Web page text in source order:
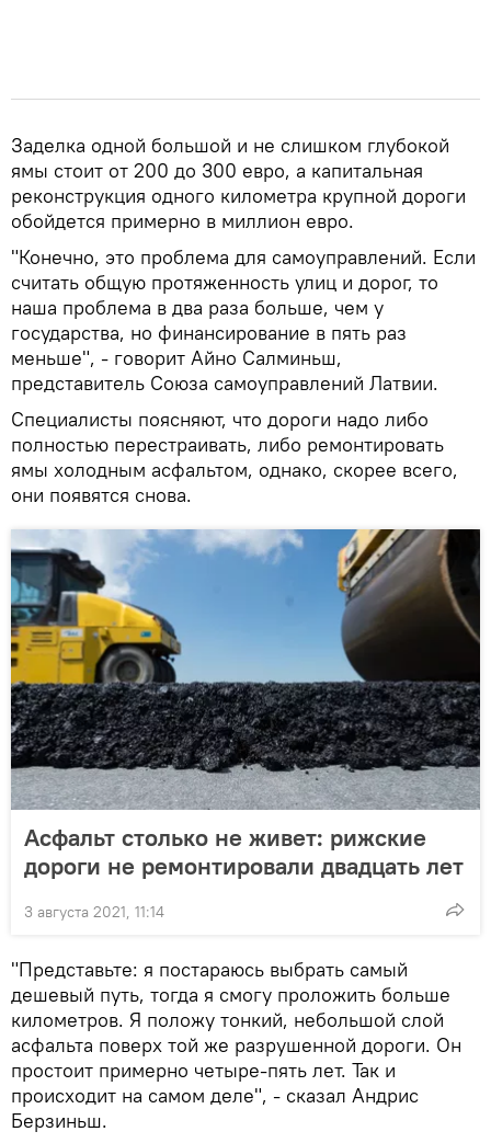
Заделка одной большой и не слишком глубокой
ямы стоит от 200 до 300 евро, а капитальная
реконструкция одного километра крупной дороги
обойдется примерно в миллион евро.
"Конечно, это проблема для самоуправлений. Если
считать общую протяженность улиц и дорог, то
наша проблема в два раза больше, чем у
государства, но финансирование в пять раз
меньше", - говорит Айно Салминьш,
представитель Союза самоуправлений Латвии.
Специалисты поясняют, что дороги надо либо
полностью перестраивать, либо ремонтировать
ямы холодным асфальтом, однако, скорее всего,
они появятся снова.
Асфальт столько не живет: рижские
дороги не ремонтировали двадцать лет
3 августа 2021, 11:14
"Представьте: я постараюсь выбрать самый
дешевый путь, тогда я смогу проложить больше
километров. Я положу тонкий, небольшой слой
асфальта поверх той же разрушенной дороги. Он
простоит примерно четыре-пять лет. Так и
происходит на самом деле", - сказал Андрис
Берзиньш.